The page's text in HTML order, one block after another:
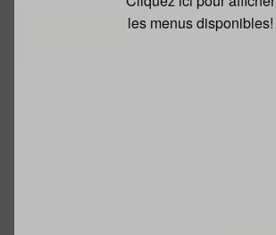
les menus disponibles!